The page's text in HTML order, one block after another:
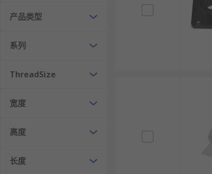
产品类型
系列
ThreadSize
宽度
高度
长度